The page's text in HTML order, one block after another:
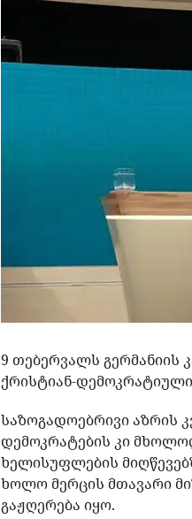
9 თებერვალს
ქრისტიან-
საზოგადოებრივი აზრის
დემოკრატების კი
ხელისუფლების
ხოლო მერცის მთავარი
გაჟღერება იყო.